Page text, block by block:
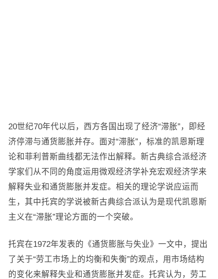
20世纪70年代以后，西方各国出现了经济“滞胀”，即经
济停滞与通货膨胀并存。面对“滞胀”，标准的凯恩斯理
论和菲利普斯曲线都无法作出解释。新古典综合派经济
学家们从不同的角度运用微观经济学补充宏观经济学来
解释失业和通货膨胀并发症。相关的理论学说应运而
生，其中托宾的学说被新古典综合派认为是现代凯恩斯
主义在“滞胀”理论方面的一个突破。
托宾在1972年发表的《通货膨胀与失业》一文中，提出
了关于“劳工市场上的均衡和失衡”的观点，用市场结构
的变化来解释失业和通货膨胀并发症。托宾认为，劳工